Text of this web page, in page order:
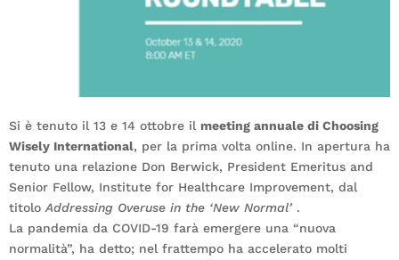
Si è tenuto il 13 e 14 ottobre il meeting annuale di Choosing
Wisely International, per la prima volta online. In apertura ha
tenuto una relazione Don Berwick, President Emeritus and
Senior Fellow, Institute for Healthcare Improvement, dal
titolo Addressing Overuse in the ‘New Normal’ .
La pandemia da COVID-19 farà emergere una “nuova
normalità”, ha detto; nel frattempo ha accelerato molti